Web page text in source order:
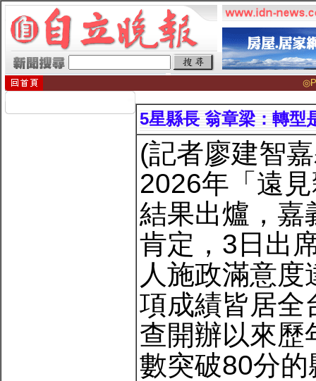
5星縣長 翁章梁：轉型
(記者廖建智
2026年「遠
結果出爐，嘉
肯定，3日出
人施政滿意
項成績皆居全
查開辦以來歷
數突破80分